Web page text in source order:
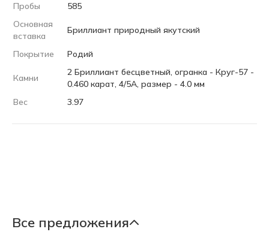
Пробы
585
Основная
вставка
Бриллиант природный якутский
Покрытие Родий
Камни
2 Бриллиант бесцветный, огранка - Круг-57 -
0.460 карат, 4/5А, размер - 4.0 мм
Вес
3.97
Все предложения